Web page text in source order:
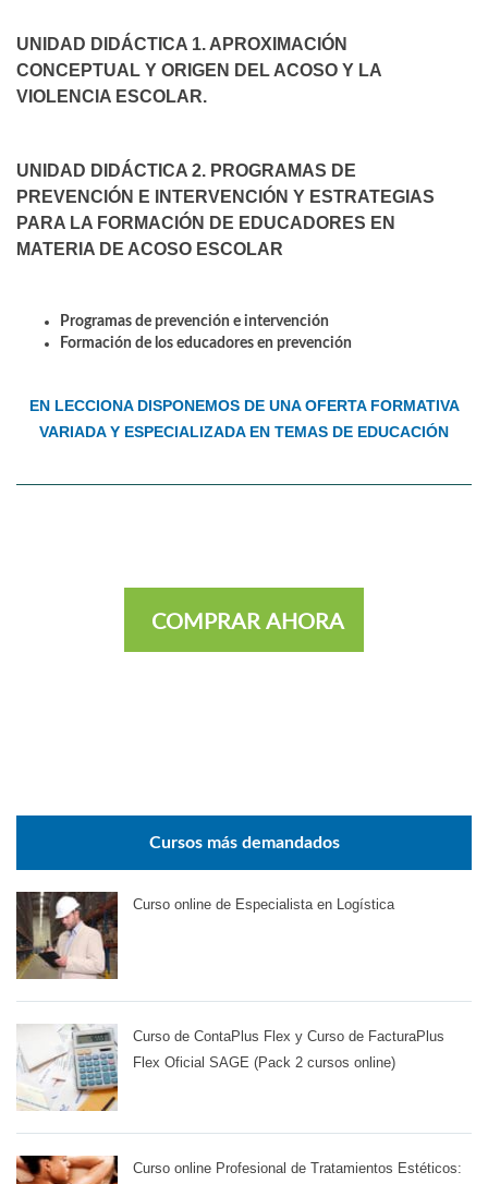
UNIDAD DIDÁCTICA 1. APROXIMACIÓN
CONCEPTUAL Y ORIGEN DEL ACOSO Y LA
VIOLENCIA ESCOLAR.
UNIDAD DIDÁCTICA 2. PROGRAMAS DE
PREVENCIÓN E INTERVENCIÓN Y ESTRATEGIAS
PARA LA FORMACIÓN DE EDUCADORES EN
MATERIA DE ACOSO ESCOLAR
Programas de prevención e intervención
Formación de los educadores en prevención
EN LECCIONA DISPONEMOS DE UNA OFERTA FORMATIVA
VARIADA Y ESPECIALIZADA EN TEMAS DE EDUCACIÓN
COMPRAR AHORA
Cursos más demandados
Curso online de Especialista en Logística
Curso de ContaPlus Flex y Curso de FacturaPlus
Flex Oficial SAGE (Pack 2 cursos online)
Curso online Profesional de Tratamientos Estéticos: